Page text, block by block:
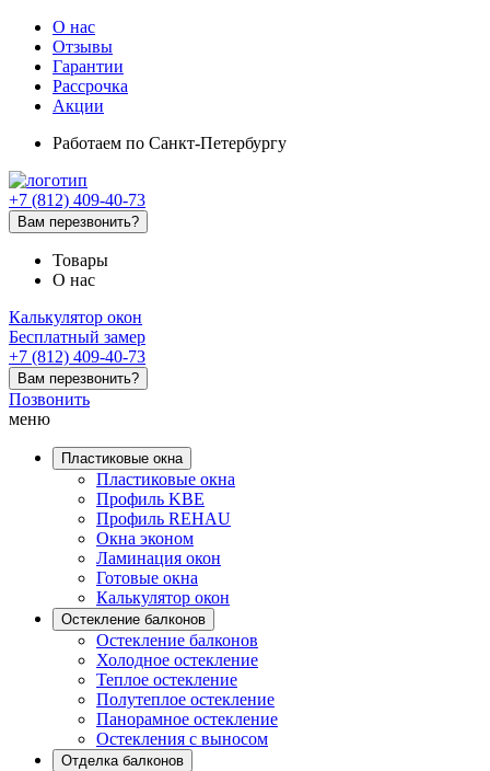
О нас
Отзывы
Гарантии
Рассрочка
Акции
Работаем по Санкт-Петербургу
+7 (812) 409-40-73
Вам перезвонить?
Товары
О нас
Калькулятор окон
Бесплатный замер
+7 (812) 409-40-73
Вам перезвонить?
Позвонить
меню
Пластиковые окна
Пластиковые окна
Профиль KBE
Профиль REHAU
Окна эконом
Ламинация окон
Готовые окна
Калькулятор окон
Остекление балконов
Остекление балконов
Холодное остекление
Теплое остекление
Полутеплое остекление
Панорамное остекление
Остекления с выносом
Отделка балконов